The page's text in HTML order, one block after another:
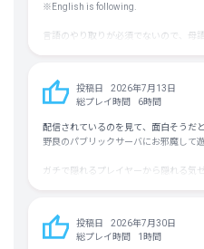
※English is following.
言語のやり取りが必須でないので、母
け遊ぶこともできる。
こういう部分含めて、とにかく選択肢
多くの選択肢が用意されている点のひ
一般的なかくれんぼのルールで遊ぶこ
隠れるというより、「溶け込む」とい
投稿日
2026年7月13日
総プレイ時間
6時間
配信されているのを見て、面白そうだ
野良のパブリックサーバにお邪魔して
ガチで隠れるプレイヤーから隠れる気
あったり、
隠れる時のペイント機能も非常に優れ
かく痒い所に手が届く機能満載でとて
投稿日
2026年7月30日
総プレイ時間
1時間